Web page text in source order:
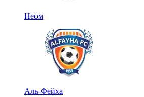
Неом
Аль-Фейха